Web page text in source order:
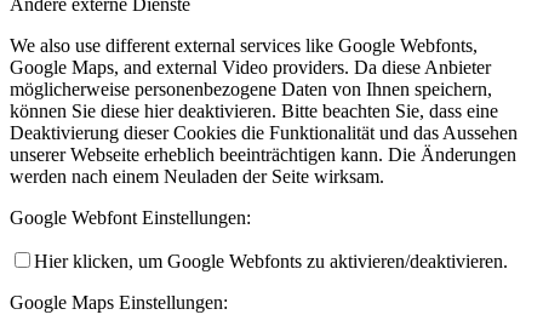
Andere externe Dienste
We also use different external services like Google Webfonts,
Google Maps, and external Video providers. Da diese Anbieter
möglicherweise personenbezogene Daten von Ihnen speichern,
können Sie diese hier deaktivieren. Bitte beachten Sie, dass eine
Deaktivierung dieser Cookies die Funktionalität und das Aussehen
unserer Webseite erheblich beeinträchtigen kann. Die Änderungen
werden nach einem Neuladen der Seite wirksam.
Google Webfont Einstellungen:
Hier klicken, um Google Webfonts zu aktivieren/deaktivieren.
Google Maps Einstellungen: